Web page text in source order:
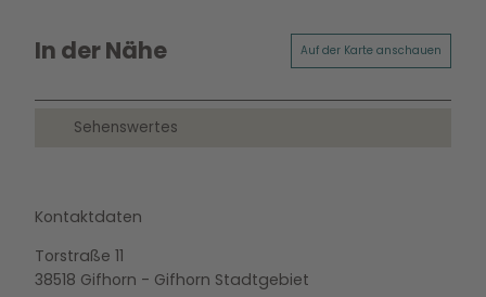
In der Nähe Auf der Karte anschauen
Sehenswertes
Kontaktdaten
Torstraße 11
38518 Gifhorn - Gifhorn Stadtgebiet